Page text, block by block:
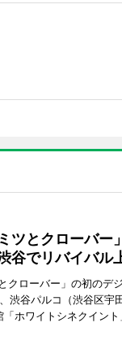
ツとクローバー
谷でリバイバル
クローバー」の初のデ
渋谷パルコ（渋谷区宇
ホワイトシネクイント